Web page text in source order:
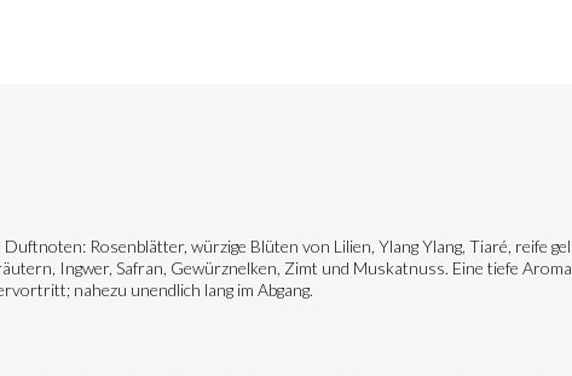
Rosenblätter, würzige Blüten von Lilien, Ylang Ylang, Tiaré, reife
Ingwer, Safran, Gewürznelken, Zimt und Muskatnuss. Eine tiefe
nahezu unendlich lang im Abgang.